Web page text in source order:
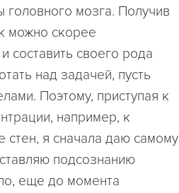
мозга. Получив
можно скорее
составить своего рода
над задачей, пусть
Поэтому, приступая к
например, к
стен, я сначала даю самому
подсознанию
еще до момента